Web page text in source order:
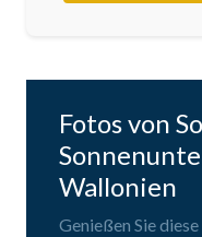
Fotos von
Wallonien
Genießen Sie